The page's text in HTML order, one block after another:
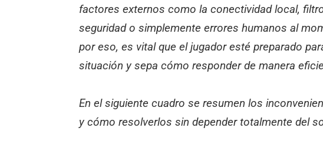
factores externos como la conectividad local,
seguridad o simplemente errores humanos al
por eso, es vital que el jugador esté preparado
situación y sepa cómo responder de manera
En el siguiente cuadro se resumen los
y cómo resolverlos sin depender totalmente del